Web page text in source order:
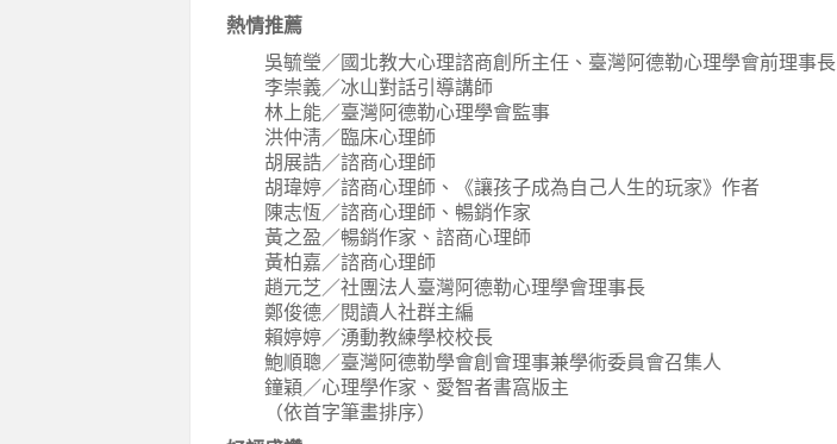
熱情推薦
吳毓瑩／國北教大心理諮商創所主任、臺灣阿德勒心理學會前理事長
李崇義／冰山對話引導講師
林上能／臺灣阿德勒心理學會監事
洪仲淸／臨床心理師
胡展誥／諮商心理師
胡瑋婷／諮商心理師、《讓孩子成為自己人生的玩家》作者
陳志恆／諮商心理師、暢銷作家
黃之盈／暢銷作家、諮商心理師
黃柏嘉／諮商心理師
趙元芝／社團法人臺灣阿德勒心理學會理事長
鄭俊德／閱讀人社群主編
賴婷婷／湧動教練學校校長
鮑順聰／臺灣阿德勒學會創會理事兼學術委員會召集人
鐘穎／心理學作家、愛智者書窩版主
（依首字筆畫排序）